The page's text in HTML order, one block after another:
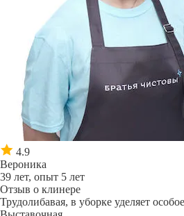
4.9
Вероника
39 лет, опыт 5 лет
Отзыв о клинере
Трудолибавая, в уборке уделяет